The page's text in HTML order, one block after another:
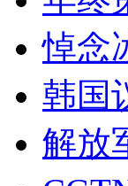
悼念
韩国
解放